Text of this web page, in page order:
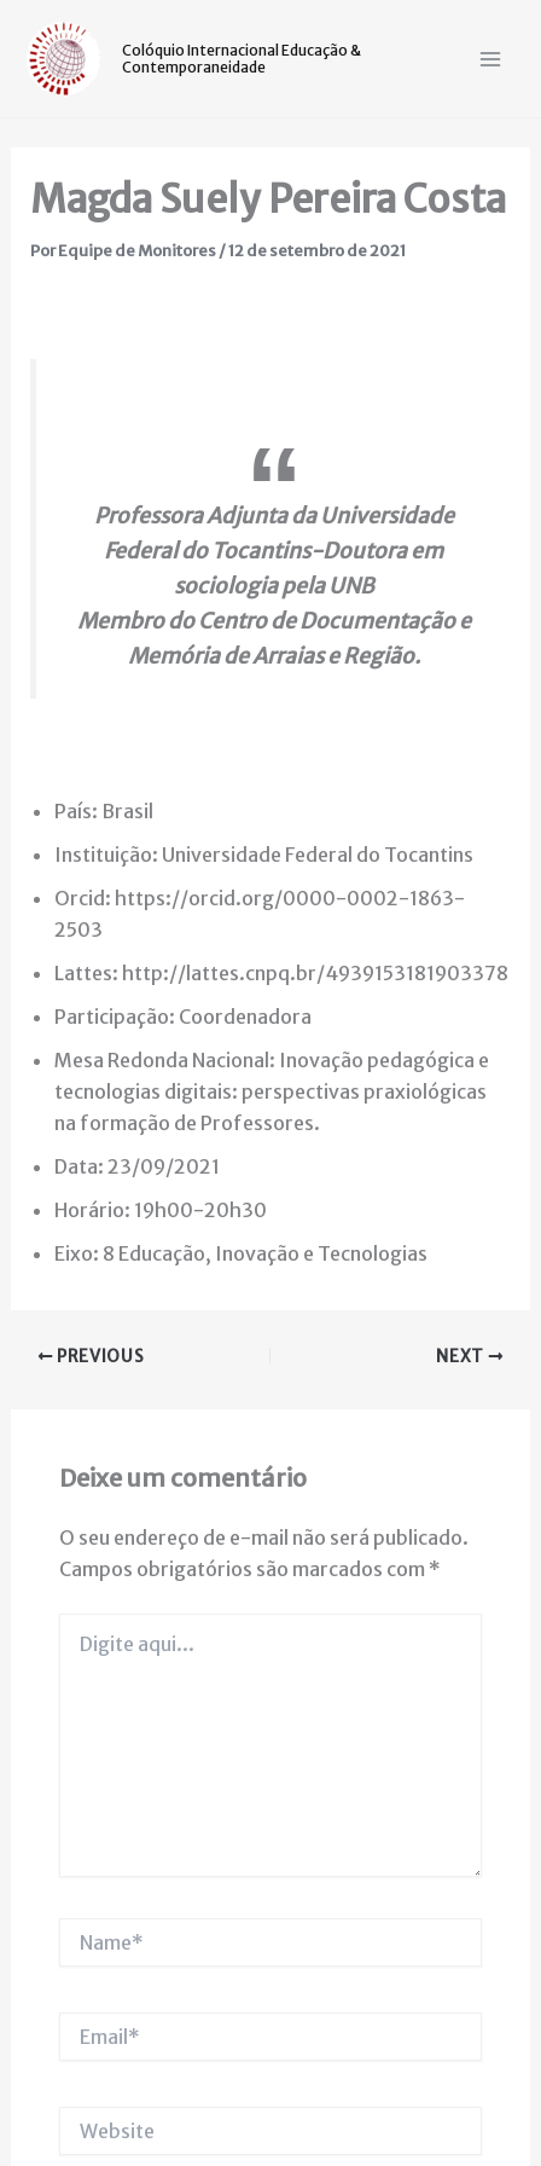
para
Colóquio Internacional Educação &
Contemporaneidade
Magda Suely Pereira Costa
PorEquipe de Monitores/12 de setembro de 2021
Professora Adjunta da Universidade
Federal do Tocantins-Doutora em
sociologia pela UNB
Membro do Centro de Documentação e
Memória de Arraias e Região.
País: Brasil
Instituição: Universidade Federal do Tocantins
Orcid: https://orcid.org/0000-0002-1863-
2503
Lattes: http://lattes.cnpq.br/4939153181903378
Participação: Coordenadora
Mesa Redonda Nacional: Inovação pedagógica e
tecnologias digitais: perspectivas praxiológicas
na formação de Professores.
Data: 23/09/2021
Horário: 19h00-20h30
Eixo: 8 Educação, Inovação e Tecnologias
PREVIOUS NEXT
Deixe um comentário
O seu endereço de e-mail não será publicado.
Campos obrigatórios são marcados com *
aqui...
Website